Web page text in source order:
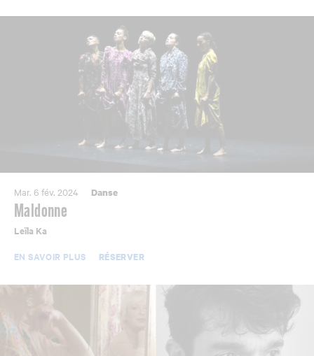
Mar. 6 fév. 2024 Danse
Maldonne
Leïla Ka
EN SAVOIR PLUS
RÉSERVER